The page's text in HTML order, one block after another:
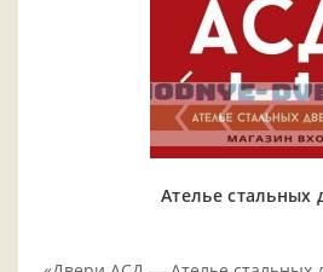
Ателье стальных